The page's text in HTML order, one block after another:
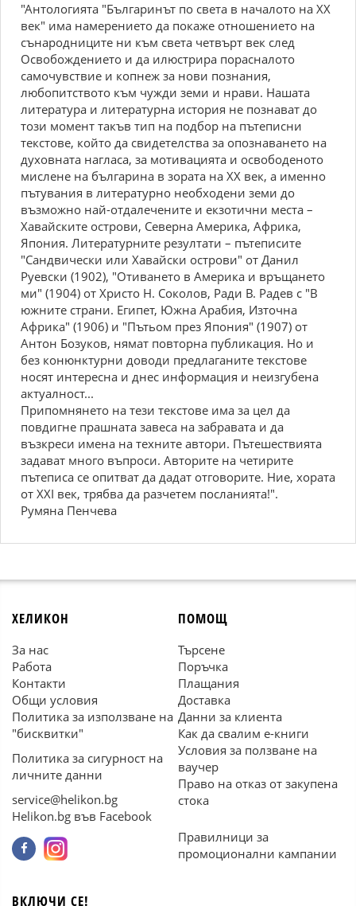
"Антологията "Българинът по света в началото на ХХ
век" има намерението да покаже отношението на
сънародниците ни към света четвърт век след
Освобождението и да илюстрира порасналото
самочувствие и копнеж за нови познания,
любопитството към чужди земи и нрави. Нашата
литература и литературна история не познават до
този момент такъв тип на подбор на пътеписни
текстове, който да свидетелства за опознаването на
духовната нагласа, за мотивацията и освободеното
мислене на българина в зората на ХХ век, а именно
пътувания в литературно необходени земи до
възможно най-отдалечените и екзотични места –
Хавайските острови, Северна Америка, Африка,
Япония. Литературните резултати – пътеписите
"Сандвически или Хавайски острови" от Данил
Руевски (1902), "Отиването в Америка и връщането
ми" (1904) от Христо Н. Соколов, Ради В. Радев с "В
южните страни. Египет, Южна Арабия, Източна
Африка" (1906) и "Пътьом през Япония" (1907) от
Антон Бозуков, нямат повторна публикация. Но и
без конюнктурни доводи предлаганите текстове
носят интересна и днес информация и неизгубена
актуалност...
Припомнянето на тези текстове има за цел да
повдигне прашната завеса на забравата и да
възкреси имена на техните автори. Пътешествията
задават много въпроси. Авторите на четирите
пътеписа се опитват да дадат отговорите. Ние, хората
от ХХІ век, трябва да разчетем посланията!".
Румяна Пенчева
ХЕЛИКОН
За нас
Работа
Контакти
Общи условия
Политика за използване на
"бисквитки"
Политика за сигурност на
личните данни
service@helikon.bg
Helikon.bg във Facebook
ПОМОЩ
Търсене
Поръчка
Плащания
Доставка
Данни за клиента
Как да свалим е-книги
Условия за ползване на
ваучер
Право на отказ от закупена
стока
Правилници за
промоционални кампании
ВКЛЮЧИ СЕ!